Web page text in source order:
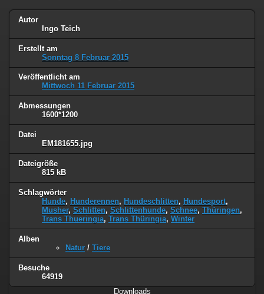
Autor
Ingo Teich
Erstellt am
Sonntag 8 Februar 2015
Veröffentlicht am
Mittwoch 11 Februar 2015
Abmessungen
1600*1200
Datei
EM181655.jpg
Dateigröße
815 kB
Schlagwörter
Hunde, Hunderennen, Hundeschlitten, Hundesport,
Musher, Schlitten, Schlittenhunde, Schnee, Thüringen,
Trans Thueringia, Trans Thüringia, Winter
Alben
Natur / Tiere
Besuche
64919
Downloads